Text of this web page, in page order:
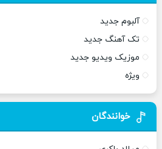
آلبوم جدید
تک آهنگ جدید
موزیک ویدیو جدید
ویژه
خوانندگان